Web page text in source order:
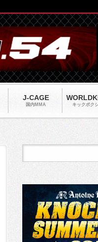
J-CAGE
国内MMA キックポク